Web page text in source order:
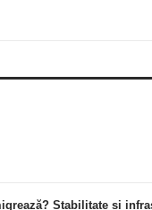
Stabilitate și